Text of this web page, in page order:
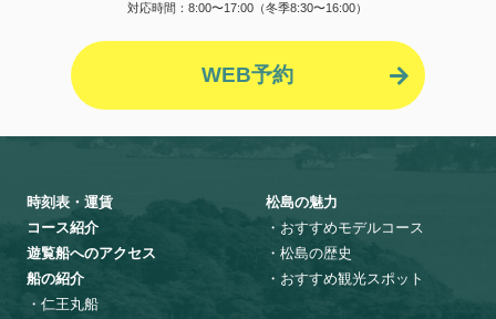
対応時間：8:00〜17:00（冬季8:30〜16:00）
WEB予約
時刻表・運賃
コース紹介
遊覧船へのアクセス
船の紹介
・仁王丸船
松島の魅力
・おすすめモデルコース
・松島の歴史
・おすすめ観光スポット